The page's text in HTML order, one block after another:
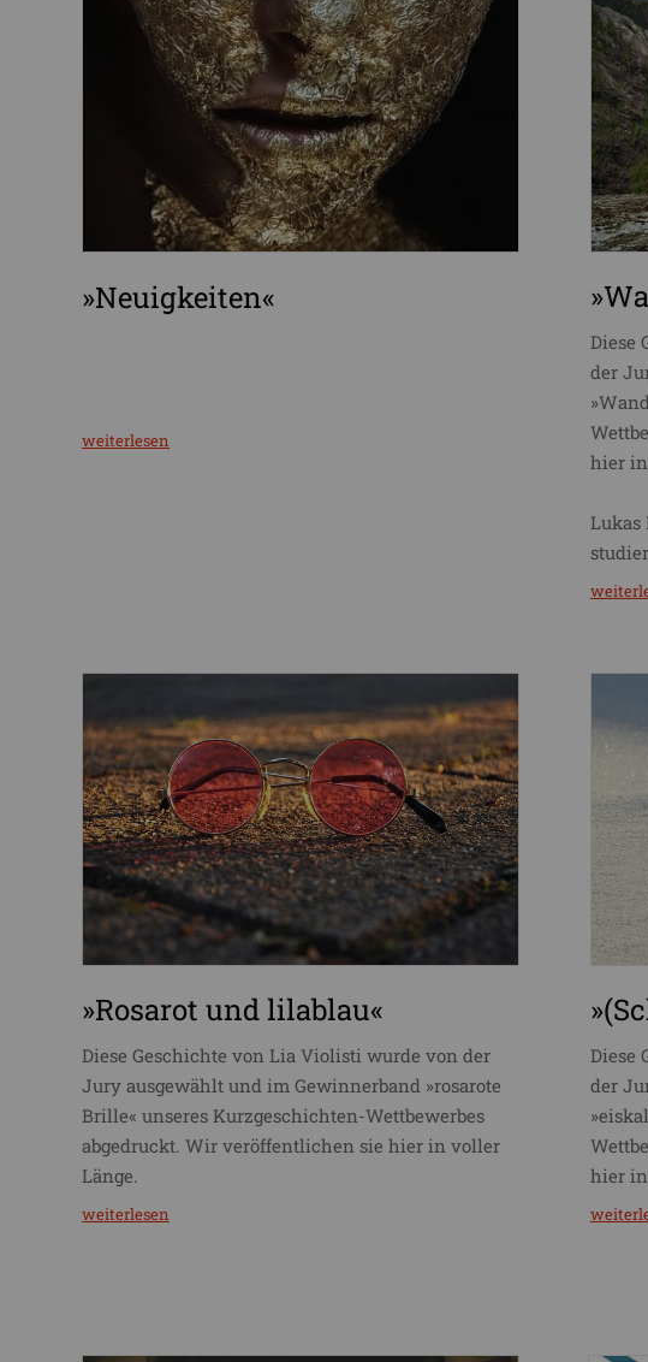
»Neuigkeiten«
weiterlesen
Diese
der
hier in
Lukas
»Rosarot und lilablau«
Diese Geschichte von Lia Violisti wurde von der
Jury ausgewählt und im Gewinnerband »rosarote
Brille« unseres Kurzgeschichten-Wettbewerbes
abgedruckt. Wir veröffentlichen sie hier in voller
Länge.
weiterlesen
Diese
der
hier